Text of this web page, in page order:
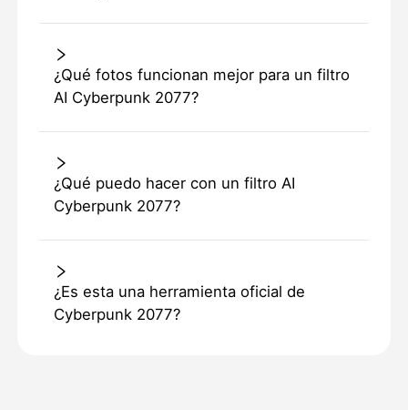
¿Qué fotos funcionan mejor para un filtro
AI Cyberpunk 2077?
¿Qué puedo hacer con un filtro AI
Cyberpunk 2077?
¿Es esta una herramienta oficial de
Cyberpunk 2077?